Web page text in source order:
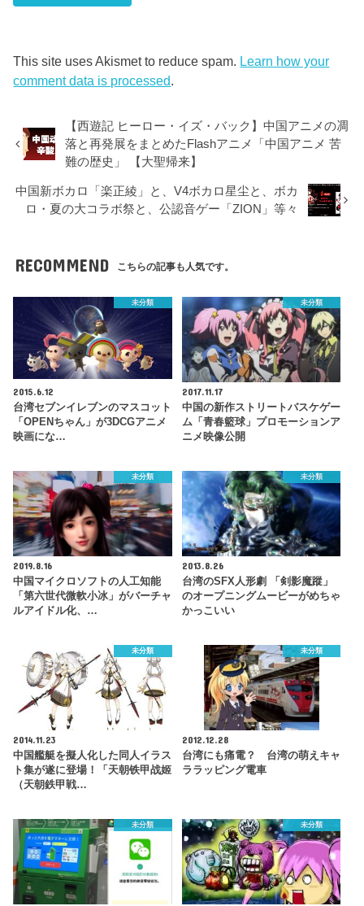
This site uses Akismet to reduce spam. Learn how your
comment data is processed.
【西遊記 ヒーロー・イズ・バック】中国アニメの凋
落と再発展をまとめたFlashアニメ「中国アニメ 苦
難の歴史」 【大聖帰来】
中国新ボカロ「楽正綾」と、V4ボカロ星尘と、ボカ
ロ・夏の大コラボ祭と、公認音ゲー「ZION」等々
RECOMMEND こちらの記事も人気です。
未分類
2015.6.12
台湾セブンイレブンのマスコット
「OPENちゃん」が3DCGアニメ
映画にな…
未分類
2017.11.17
中国の新作ストリートバスケゲー
ム「青春籃球」プロモーションア
ニメ映像公開
未分類
2019.8.16
中国マイクロソフトの人工知能
「第六世代微軟小冰」がバーチャ
ルアイドル化、…
未分類
2013.8.26
台湾のSFX人形劇 「剣影魔蹤」
のオープニングムービーがめちゃ
かっこいい
未分類
2014.11.23
中国艦艇を擬人化した同人イラス
ト集が遂に登場！「天朝铁甲战姬
（天朝鉄甲戦…
未分類
2012.12.28
台湾にも痛電？ 台湾の萌えキャ
ララッピング電車
未分類 未分類